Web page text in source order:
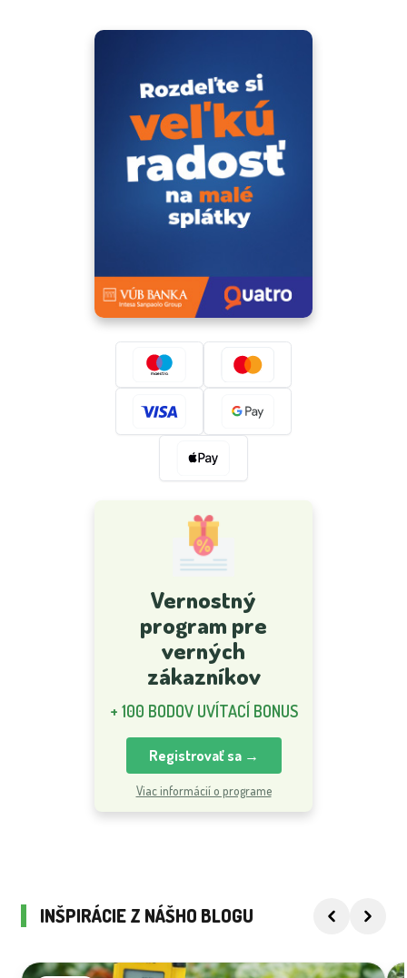
Vernostný
program pre
verných
zákazníkov
+ 100 BODOV UVÍTACÍ BONUS
Registrovať sa →
Viac informácií o programe
INŠPIRÁCIE Z NÁŠHO BLOGU